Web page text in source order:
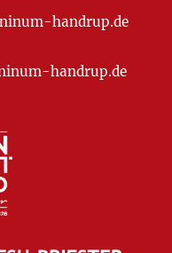
handrup.de
handrup.de